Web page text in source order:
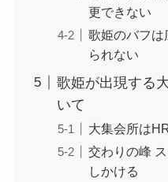
更できない
歌姫のバフは
られない
歌姫が出現する
いて
大集会所は
交わりの峰
しかける